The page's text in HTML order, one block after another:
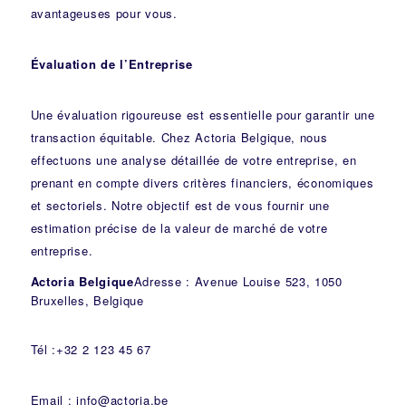
avantageuses pour vous.
Évaluation de l’Entreprise
Une évaluation rigoureuse est essentielle pour garantir une
transaction équitable. Chez Actoria Belgique, nous
effectuons une analyse détaillée de votre entreprise, en
prenant en compte divers critères financiers, économiques
et sectoriels. Notre objectif est de vous fournir une
estimation précise de la valeur de marché de votre
entreprise.
Actoria BelgiqueAdresse : Avenue Louise 523, 1050
Bruxelles, Belgique
Tél :+32 2 123 45 67
Email : info@actoria.be